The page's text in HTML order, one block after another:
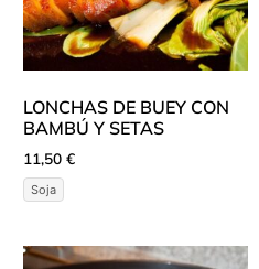
LONCHAS DE BUEY CON
BAMBÚ Y SETAS
11,50 €
Soja